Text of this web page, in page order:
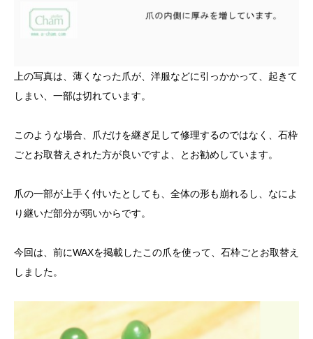
上の写真は、薄くなった爪が、洋服などに引っかかって、起きて
しまい、一部は切れています。
このような場合、爪だけを継ぎ足して修理するのではなく、石枠
ごとお取替えされた方が良いですよ、とお勧めしています。
爪の一部が上手く付いたとしても、全体の形も崩れるし、なによ
り継いだ部分が弱いからです。
今回は、前にWAXを掲載したこの爪を使って、石枠ごとお取替え
しました。